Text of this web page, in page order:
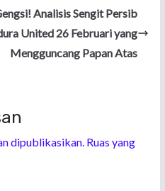
Analisis Sengit Persib
United 26 Februari yang
Mengguncang Papan Atas
dipublikasikan. Ruas yang